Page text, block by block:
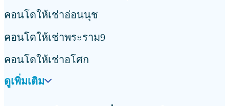
คอนโดให้เช่าอ่อนนุช
คอนโดให้เช่าพระราม9
คอนโดให้เช่าอโศก
ดูเพิ่มเติม